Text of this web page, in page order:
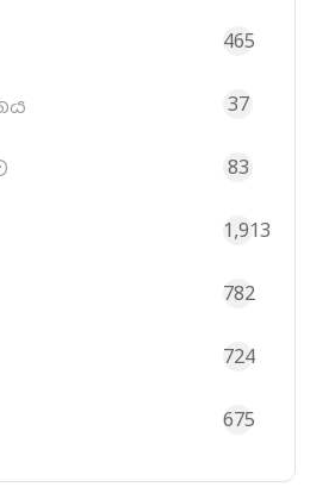
465
37
83
1,913
782
724
675